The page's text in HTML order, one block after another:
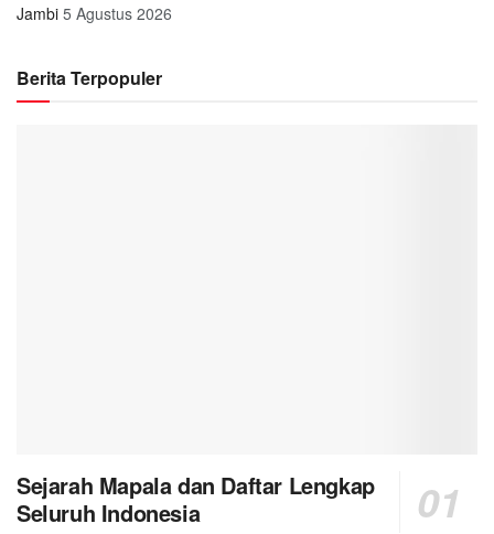
Jambi 5 Agustus 2026
Berita Terpopuler
Sejarah Mapala dan Daftar Lengkap
Seluruh Indonesia